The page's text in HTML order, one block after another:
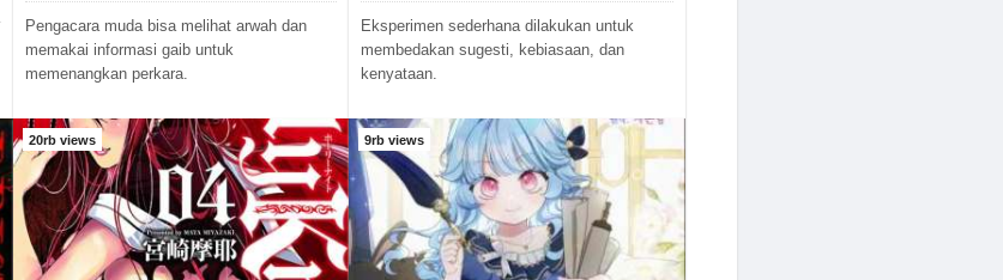
Pengacara muda bisa melihat arwah dan
memakai informasi gaib untuk
memenangkan perkara.
Eksperimen sederhana dilakukan untuk
membedakan sugesti, kebiasaan, dan
kenyataan.
20rb views 9rb views